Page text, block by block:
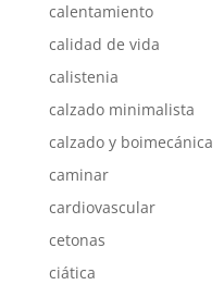
calentamiento
calidad de vida
calistenia
calzado minimalista
calzado y boimecánica
caminar
cardiovascular
cetonas
ciática